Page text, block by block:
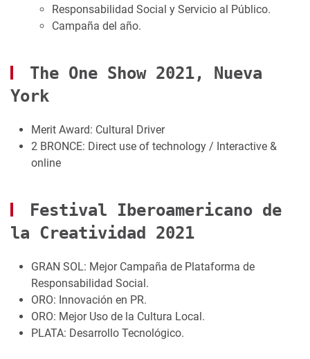
Responsabilidad Social y Servicio al Público.
Campaña del año.
The One Show 2021, Nueva
York
Merit Award: Cultural Driver
2 BRONCE: Direct use of technology / Interactive &
online
Festival Iberoamericano de
la Creatividad 2021
GRAN SOL: Mejor Campaña de Plataforma de
Responsabilidad Social.
ORO: Innovación en PR.
ORO: Mejor Uso de la Cultura Local.
PLATA: Desarrollo Tecnológico.